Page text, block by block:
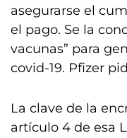
asegurarse el
el pago. Se la
vacunas” para
covid-19. Pfizer
La clave de la
artículo 4 de esa